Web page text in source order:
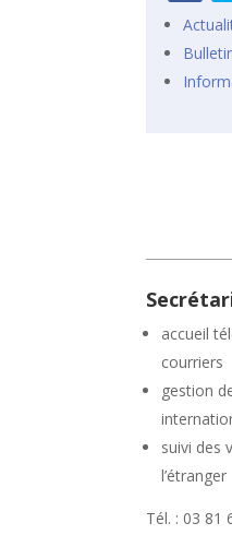
accueil
courriers
gestion
suivi des
l’étranger
Tél. : 03 81